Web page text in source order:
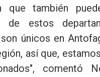
que también
de estos
únicos en
así que,
comentó